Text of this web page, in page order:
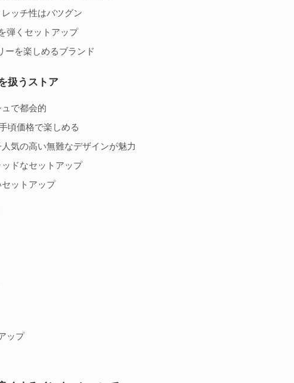
ッチ性はバツグン
弾くセットアップ
ーを楽しめるブランド
扱うストア
で都会的
頃価格で楽しめる
気の高い無難なデザインが魅力
ッドなセットアップ
セットアップ
ップ